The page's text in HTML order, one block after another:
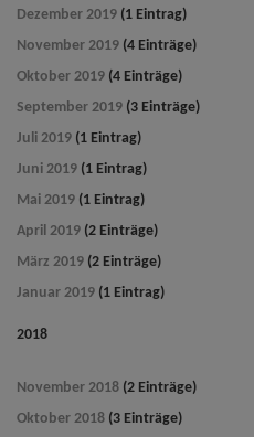
Dezember 2019 (1 Eintrag)
November 2019 (4 Einträge)
Oktober 2019 (4 Einträge)
September 2019 (3 Einträge)
Juli 2019 (1 Eintrag)
Juni 2019 (1 Eintrag)
Mai 2019 (1 Eintrag)
April 2019 (2 Einträge)
März 2019 (2 Einträge)
Januar 2019 (1 Eintrag)
2018
November 2018 (2 Einträge)
Oktober 2018 (3 Einträge)